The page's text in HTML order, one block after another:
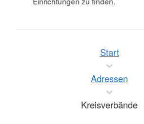
Start
Adressen
Kreisverbände